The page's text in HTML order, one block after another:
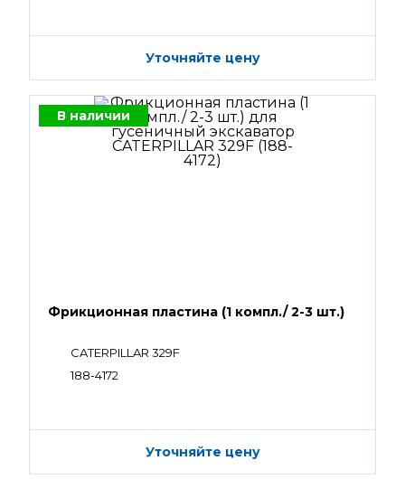
Уточняйте цену
В наличии
Фрикционная пластина (1 компл./ 2-3 шт.)
CATERPILLAR 329F
188-4172
Уточняйте цену